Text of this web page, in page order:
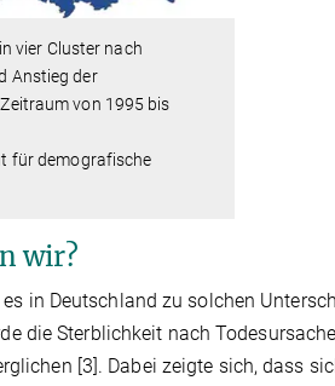
vier Cluster nach
Anstieg der
von 1995 bis
für demografische
wir?
in Deutschland zu solchen
die Sterblichkeit nach
[3]. Dabei zeigte sich, dass